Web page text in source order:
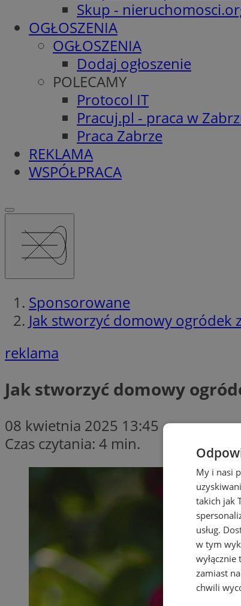
Skup -
OGŁOSZENIA
OGŁOSZENIA
Dodaj ogłoszenie
POLECAMY
Protocol IT
Pracuj.pl - praca w
Praca Zabrze
REKLAMA
WSPÓŁPRACA
Sponsorowane
Jak stworzyć domowy
reklama
Jak stworzyć domowy
08 kwietnia 2025 13:45
Czas czytania: 4 min.
My i nasi
takich jak
usług.
w tym
zamiast
chwili